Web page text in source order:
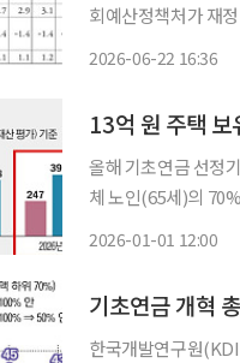
회예산정책처가 재
2026-06-22 16:36
13억 원 주택
올해 기초연금 선정
체 노인(65세)의
2026-01-01 12:00
기초연금 개혁
한국개발연구원